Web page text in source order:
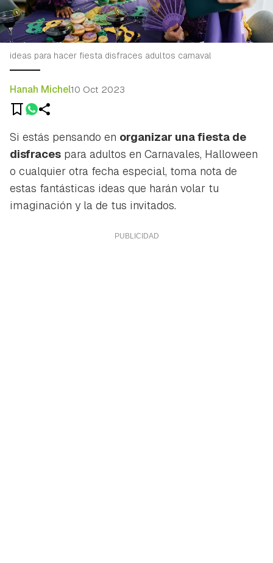
ideas para hacer fiesta disfraces adultos carnaval
Hanah Michel10 Oct 2023
Si estás pensando en organizar una fiesta de
disfraces para adultos en Carnavales, Halloween
o cualquier otra fecha especial, toma nota de
estas fantásticas ideas que harán volar tu
imaginación y la de tus invitados.